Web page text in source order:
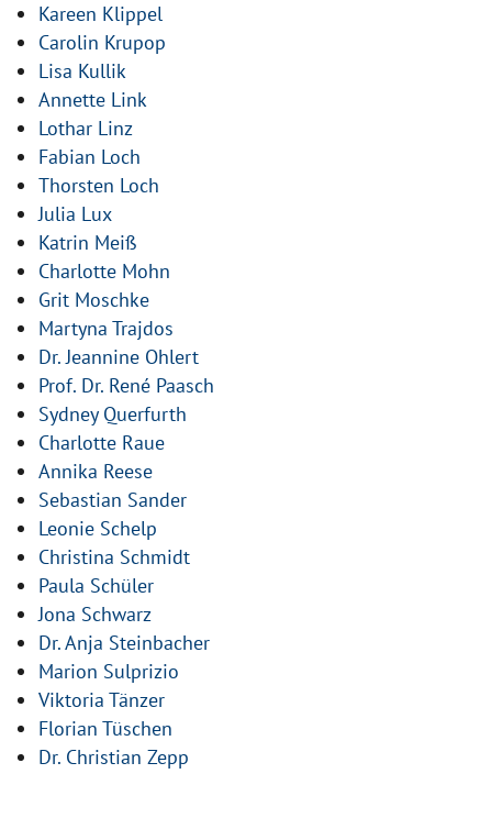
Kareen Klippel
Carolin Krupop
Lisa Kullik
Annette Link
Lothar Linz
Fabian Loch
Thorsten Loch
Julia Lux
Katrin Meiß
Charlotte Mohn
Grit Moschke
Martyna Trajdos
Dr. Jeannine Ohlert
Prof. Dr. René Paasch
Sydney Querfurth
Charlotte Raue
Annika Reese
Sebastian Sander
Leonie Schelp
Christina Schmidt
Paula Schüler
Jona Schwarz
Dr. Anja Steinbacher
Marion Sulprizio
Viktoria Tänzer
Florian Tüschen
Dr. Christian Zepp